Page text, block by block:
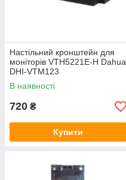
Настільний кронштейн для
моніторів VTH5221E-H Dahua
DHI-VTM123
В наявності
720 ₴
Купити